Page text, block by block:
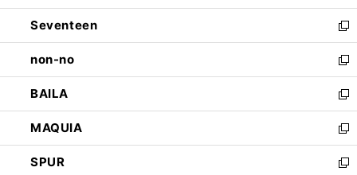
開
く
ウ
で
開
く
ン
ド
ウ
で
開
く
Seventeen
新
し
い
ウ
ィ
ン
ド
ウ
で
non-no
新
し
い
ウ
ィ
ン
ド
BAILA
新
し
い
ウ
ィ
MAQUIA
新
し
い
SPUR
新